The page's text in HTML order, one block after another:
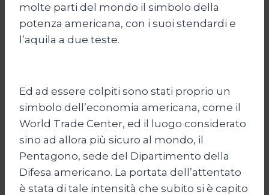
molte parti del mondo il simbolo della
potenza americana, con i suoi stendardi e
l’aquila a due teste.
Ed ad essere colpiti sono stati proprio un
simbolo dell’economia americana, come il
World Trade Center, ed il luogo considerato
sino ad allora più sicuro al mondo, il
Pentagono, sede del Dipartimento della
Difesa americano. La portata dell’attentato
è stata di tale intensità che subito si è capito